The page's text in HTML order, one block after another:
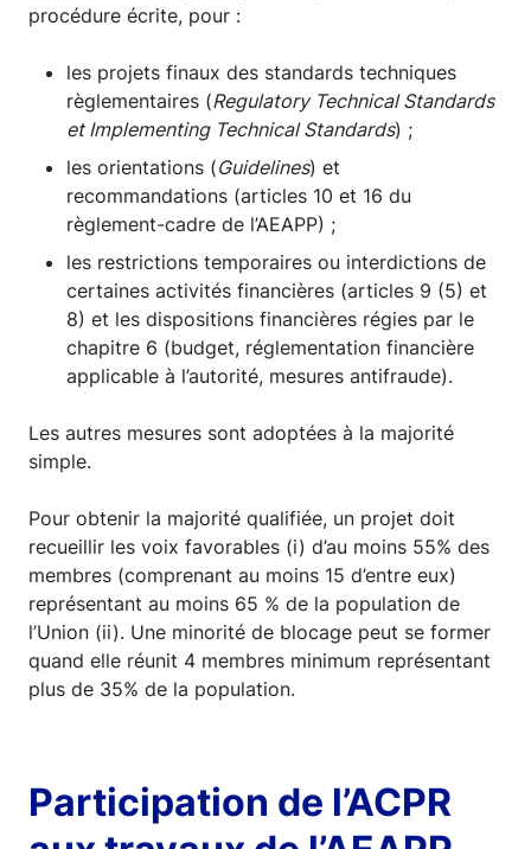
procédure écrite, pour :
les projets finaux des standards techniques
règlementaires (Regulatory Technical Standards
et Implementing Technical Standards) ;
les orientations (Guidelines) et
recommandations (articles 10 et 16 du
règlement-cadre de l’AEAPP) ;
les restrictions temporaires ou interdictions de
certaines activités financières (articles 9 (5) et
8) et les dispositions financières régies par le
chapitre 6 (budget, réglementation financière
applicable à l’autorité, mesures antifraude).
Les autres mesures sont adoptées à la majorité
simple.
Pour obtenir la majorité qualifiée, un projet doit
recueillir les voix favorables (i) d’au moins 55% des
membres (comprenant au moins 15 d’entre eux)
représentant au moins 65 % de la population de
l’Union (ii). Une minorité de blocage peut se former
quand elle réunit 4 membres minimum représentant
plus de 35% de la population.
Participation de l’ACPR